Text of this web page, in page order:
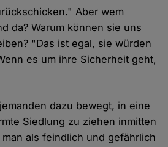
Aber wem
da? Warum können sie uns
"Das ist egal, sie würden
es um ihre Sicherheit geht,
dazu bewegt, in eine
Siedlung zu ziehen inmitten
als feindlich und gefährlich